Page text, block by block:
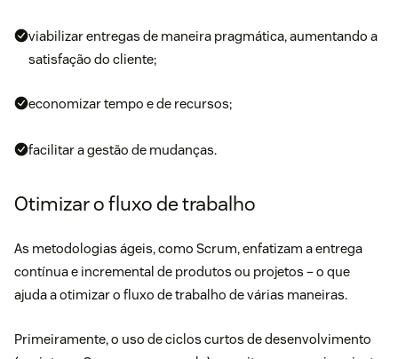
viabilizar entregas de maneira pragmática, aumentando a
satisfação do cliente;
economizar tempo e de recursos;
facilitar a gestão de mudanças.
Otimizar o fluxo de trabalho
As metodologias ágeis, como Scrum, enfatizam a entrega
contínua e incremental de produtos ou projetos – o que
ajuda a otimizar o fluxo de trabalho de várias maneiras.
Primeiramente, o uso de ciclos curtos de desenvolvimento